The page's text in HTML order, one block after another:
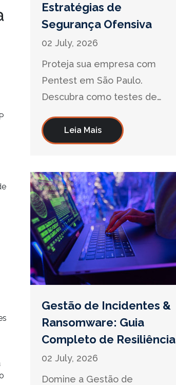
Estratégias de
Segurança Ofensiva
02 July, 2026
Proteja sua empresa com
Pentest em São Paulo.
Descubra como testes de
críticas e evitam ataques de
hackers. Saiba mais!
Leia Mais
Gestão de Incidentes &
Ransomware: Guia
Completo de Resiliência
02 July, 2026
Domine a Gestão de